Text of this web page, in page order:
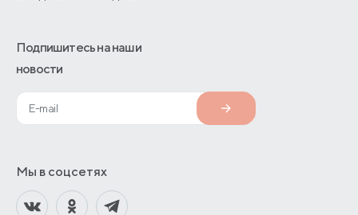
Подпишитесь на наши
новости
Мы в соцсетях